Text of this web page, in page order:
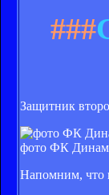
###
Защитник
фото ФК
Напомним, что